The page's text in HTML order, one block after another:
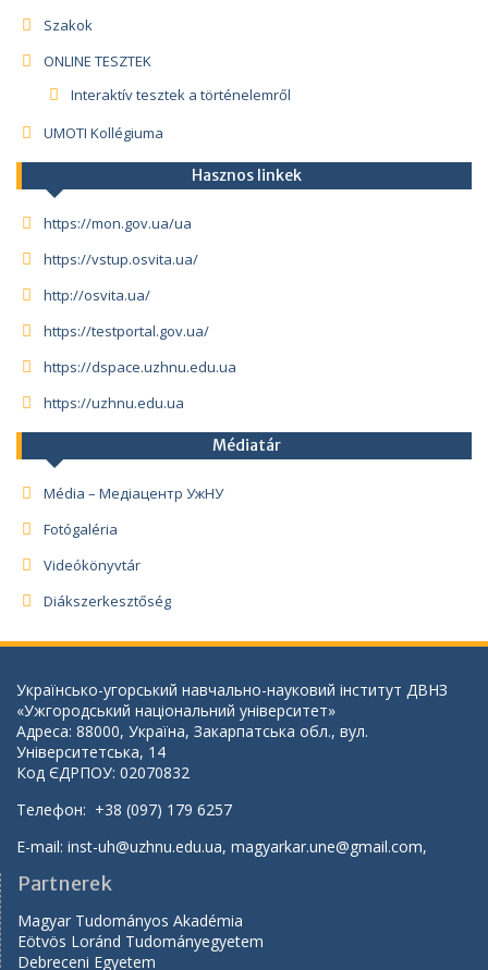
Szakok
ONLINE TESZTEK
Interaktív tesztek a történelemről
UMOTI Kollégiuma
Hasznos linkek
https://mon.gov.ua/ua
https://vstup.osvita.ua/
http://osvita.ua/
https://testportal.gov.ua/
https://dspace.uzhnu.edu.ua
https://uzhnu.edu.ua
Médiatár
Média – Медіацентр УжНУ
Fotógaléria
Videókönyvtár
Diákszerkesztőség
Українсько-угорський навчально-науковий інститут ДВНЗ
«Ужгородський національний університет»
Адреса: 88000, Україна, Закарпатська обл., вул.
Університетська, 14
Код ЄДРПОУ: 02070832
Телефон: +38 (097) 179 6257
E-mail: inst-uh@uzhnu.edu.ua, magyarkar.une@gmail.com,
Partnerek
Magyar Tudományos Akadémia
Eötvös Loránd Tudományegyetem
Debreceni Egyetem